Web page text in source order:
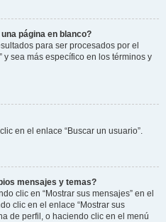
página en blanco?
para ser procesados por el
y sea más específico en los términos y
en el enlace “Buscar un usuario”.
mensajes y temas?
clic en “Mostrar sus mensajes” en el
clic en el enlace “Mostrar sus
de perfil, o haciendo clic en el menú